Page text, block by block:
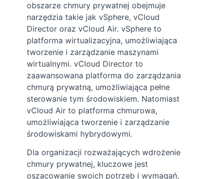
obszarze chmury prywatnej obejmuje
narzędzia takie jak vSphere, vCloud
Director oraz vCloud Air. vSphere to
platforma wirtualizacyjna, umożliwiająca
tworzenie i zarządzanie maszynami
wirtualnymi. vCloud Director to
zaawansowana platforma do zarządzania
chmurą prywatną, umożliwiająca pełne
sterowanie tym środowiskiem. Natomiast
vCloud Air to platforma chmurowa,
umożliwiająca tworzenie i zarządzanie
środowiskami hybrydowymi.
Dla organizacji rozważających wdrożenie
chmury prywatnej, kluczowe jest
oszacowanie swoich potrzeb i wymagań,